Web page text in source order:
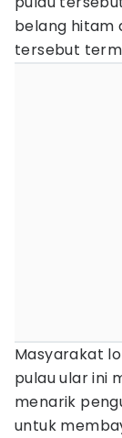
belang hitam
tersebut
Masyarakat
pulau ular ini
menarik
untuk